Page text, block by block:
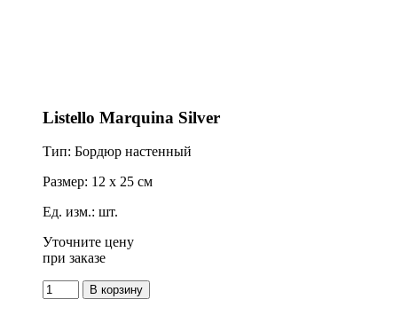
Listello Marquina Silver
Тип: Бордюр настенный
Размер: 12 x 25 см
Ед. изм.: шт.
Уточните цену
при заказе